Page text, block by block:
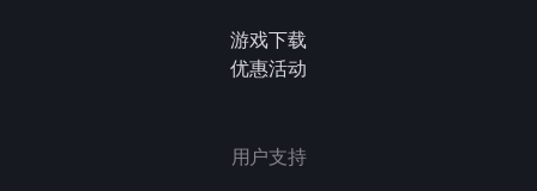
游戏下载
优惠活动
用户支持